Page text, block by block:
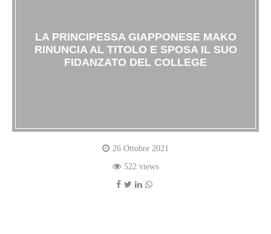
LA PRINCIPESSA GIAPPONESE MAKO
RINUNCIA AL TITOLO E SPOSA IL SUO
FIDANZATO DEL COLLEGE
26 Ottobre 2021
522 views